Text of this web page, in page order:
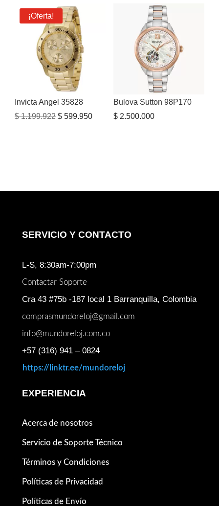
era:
$ 961.000.
era:
$ 3.200.000.
¡Oferta!
Invicta Angel 35828
$1.199.922 El
$ 599.950El
Bulova Sutton 98P170
$2.500.000
SERVICIO Y CONTACTO
L-S, 8:30am-7:00pm
Contactar Soporte
Cra 43 #75b -187 local 1 Barranquilla, Colombia
comprasmundoreloj@gmail.com
info@mundoreloj.com.co
+57 (316) 941 – 0824
https://linktr.ee/mundoreloj
EXPERIENCIA
Acerca de nosotros
Servicio de Soporte Técnico
Términos y Condiciones
Políticas de Privacidad
Políticas de Envío